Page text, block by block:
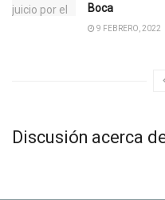
Boca
9 FEBRERO, 2022
Discusión acerca